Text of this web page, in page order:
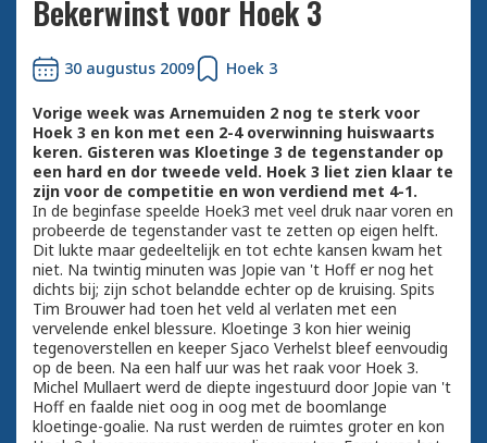
Bekerwinst voor Hoek 3
30 augustus 2009 Hoek 3
Vorige week was Arnemuiden 2 nog te sterk voor
Hoek 3 en kon met een 2-4 overwinning huiswaarts
keren. Gisteren was Kloetinge 3 de tegenstander op
een hard en dor tweede veld. Hoek 3 liet zien klaar te
zijn voor de competitie en won verdiend met 4-1.
In de beginfase speelde Hoek3 met veel druk naar voren en
probeerde de tegenstander vast te zetten op eigen helft.
Dit lukte maar gedeeltelijk en tot echte kansen kwam het
niet. Na twintig minuten was Jopie van 't Hoff er nog het
dichts bij; zijn schot belandde echter op de kruising. Spits
Tim Brouwer had toen het veld al verlaten met een
vervelende enkel blessure. Kloetinge 3 kon hier weinig
tegenoverstellen en keeper Sjaco Verhelst bleef eenvoudig
op de been. Na een half uur was het raak voor Hoek 3.
Michel Mullaert werd de diepte ingestuurd door Jopie van 't
Hoff en faalde niet oog in oog met de boomlange
kloetinge-goalie. Na rust werden de ruimtes groter en kon